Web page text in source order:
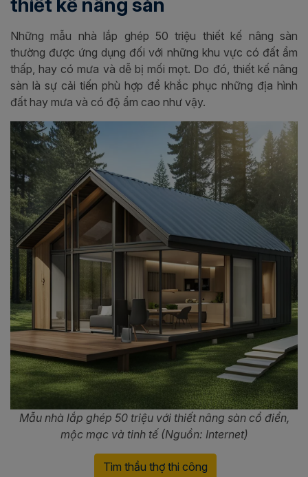
thiết kế nâng sàn
Những mẫu nhà lắp ghép 50 triệu thiết kế nâng sàn
thường được ứng dụng đối với những khu vực có đất ẩm
thấp, hay có mưa và dễ bị mối mọt. Do đó, thiết kế nâng
sàn là sự cải tiến phù hợp để khắc phục những địa hình
đất hay mưa và có độ ẩm cao như vậy.
Mẫu nhà lắp ghép 50 triệu với thiết nâng sàn cổ điển,
mộc mạc và tinh tế (Nguồn: Internet)
Tìm thầu thợ thi công